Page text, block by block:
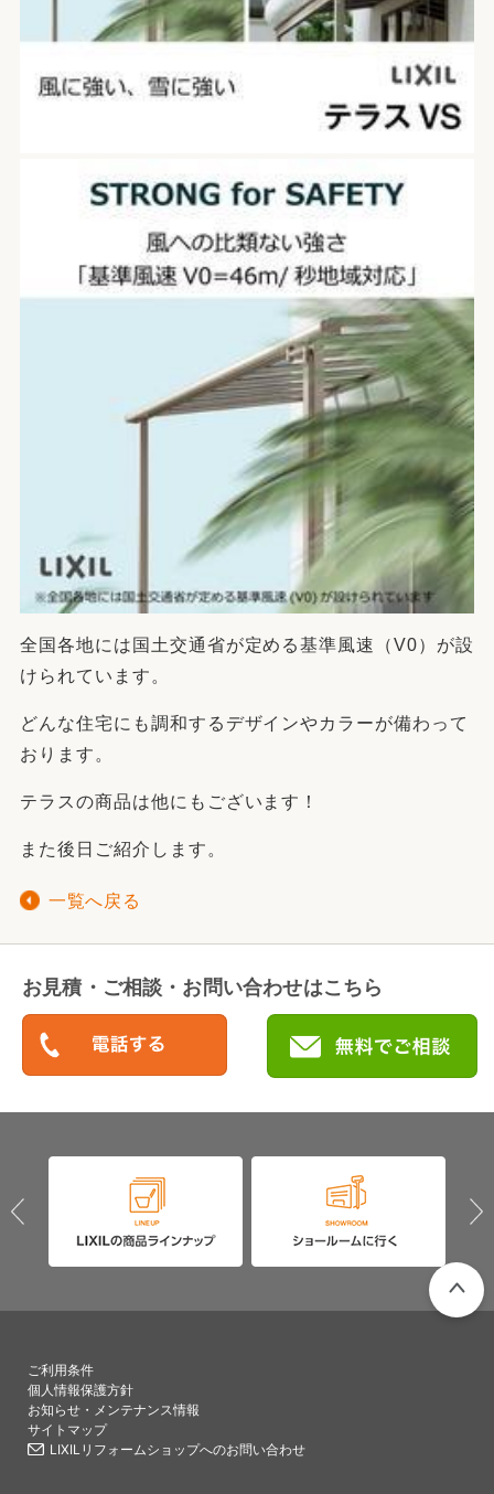
全国各地には国土交通省が定める基準風速（V0）が設
けられています。
どんな住宅にも調和するデザインやカラーが備わって
おります。
テラスの商品は他にもございます！
また後日ご紹介します。
一覧へ戻る
お見積・ご相談・お問い合わせはこちら
ご利用条件
個人情報保護方針
お知らせ・メンテナンス情報
サイトマップ
LIXILリフォームショップへのお問い合わせ